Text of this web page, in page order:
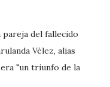
del fallecido
Vélez, alias
"un triunfo de la